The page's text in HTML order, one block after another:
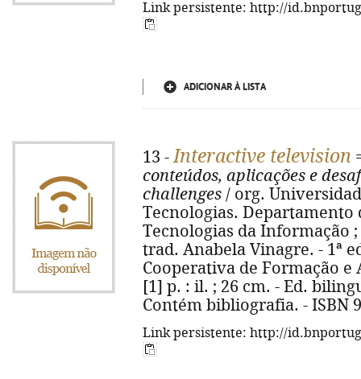
Link persistente: http://
ADICIONAR À LISTA
13 -Interactive television
conteúdos, aplicações e
challenges / org.
Tecnologias. Departamento
Tecnologias da Informação
trad. Anabela Vinagre. - 1ª
Cooperativa de Formação e
[1] p. : il. ; 26 cm. - Ed.
Contém bibliografia. - ISBN
Link persistente: http://